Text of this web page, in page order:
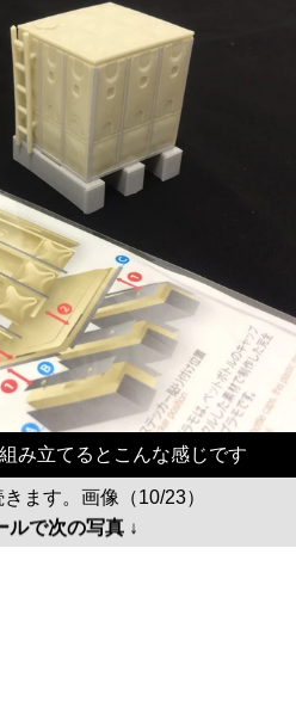
み立てるとこんな感じです
ます。画像（10/23）
ルで次の写真 ↓